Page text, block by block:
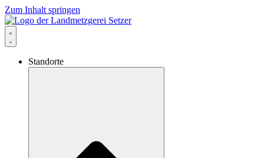
Zum Inhalt springen
Standorte